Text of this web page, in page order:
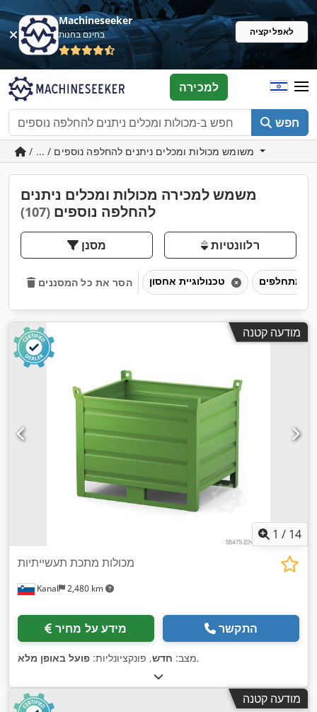
Machineseeker
בחינם בחנות לאפליקציה
חפש
למכירה
משמש למכירה מכולות ומכלים ניתנים
להחלפה נוספים (107)
מסנן רלוונטיות
הסר את כל המסננים
מודעה קטנה
1 / 14
Kanal 2,480 km
מכולות מתכת תעשייתיות
מידע על מחיר התקשר
מצב: חדש, פונקציונליות: פועל באופן מלא ,
מודעה קטנה